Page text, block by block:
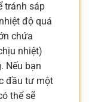
tránh sáp
độ quá
chứa
nhiệt)
Nếu bạn
đầu tư một
thể sẽ